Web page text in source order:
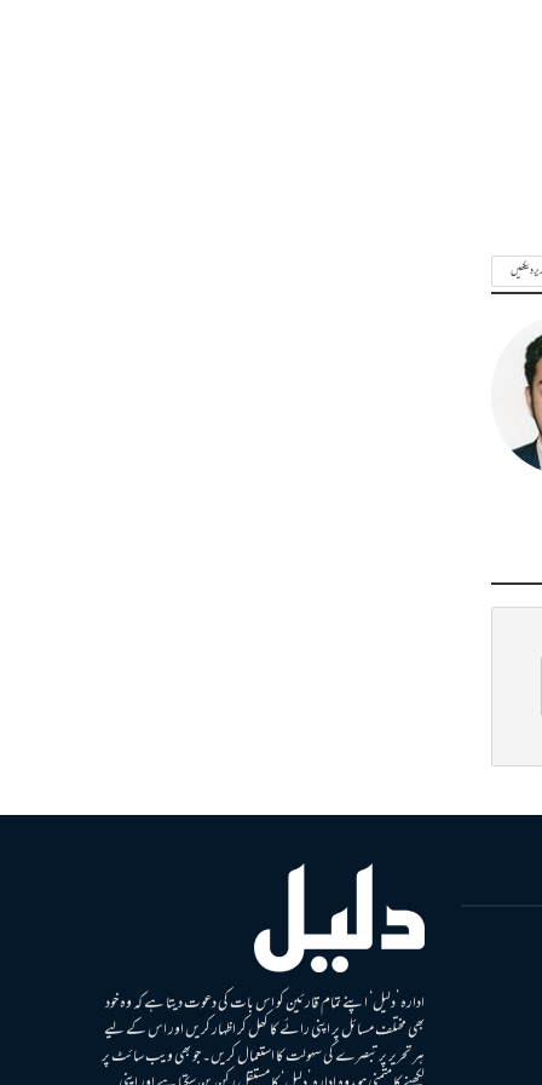
دیکھیں
ادارہ ’دلیل‘ اپنے تمام قارئین کو اس بات کی دعوت دیتا ہے کہ وہ خود
بھی مختلف مسائل پر اپنی رائے کا کھل کر اظہار کریں اور اس کے لیے
ہر تحریر پر تبصرے کی سہولت کا استعمال کریں۔ جو بھی ویب سائٹ پر